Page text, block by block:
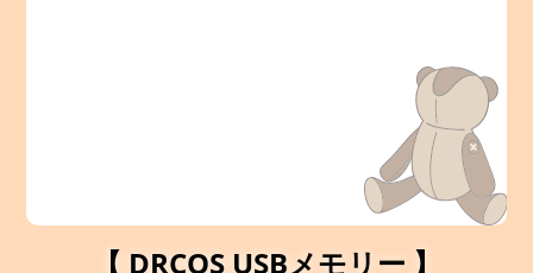
【 DRCOS USBメモリー 】